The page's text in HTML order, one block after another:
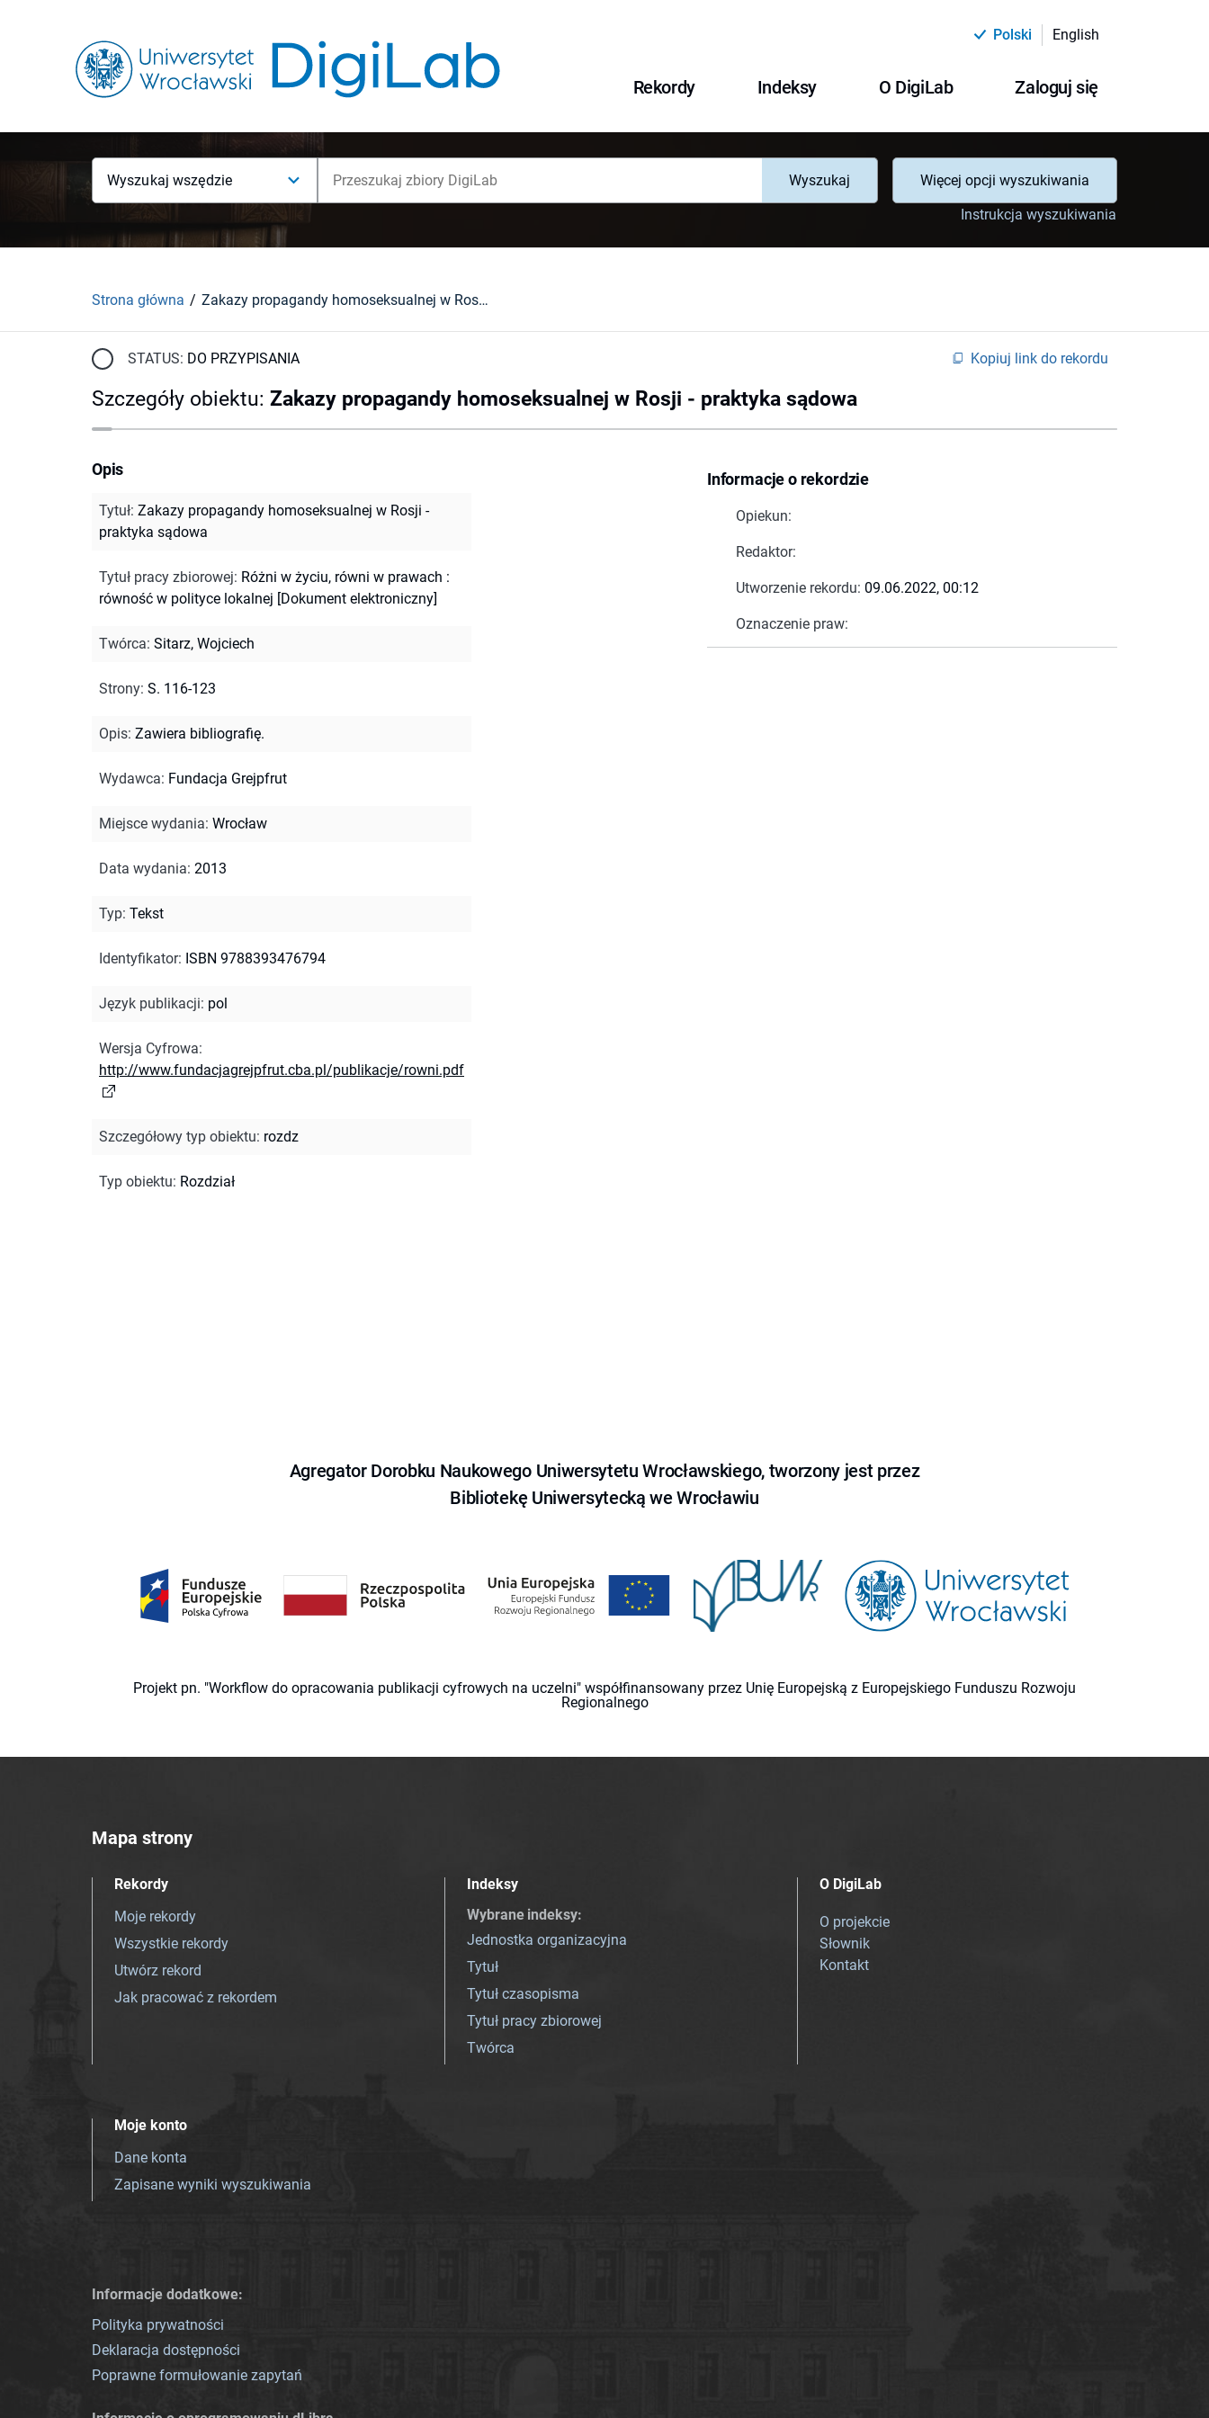
Polski English
Rekordy Indeksy O DigiLab Zaloguj się
Wyszukaj wszędzie Wyszukaj
Więcej opcji wyszukiwania
Instrukcja wyszukiwania
Strona główna Zakazy propagandy homoseksualnej w Rosji - praktyka sądowa
STATUS: DO PRZYPISANIA Kopiuj link do rekordu
Szczegóły obiektu: Zakazy propagandy homoseksualnej w Rosji - praktyka sądowa
Informacje o rekordzie
Opiekun:
Redaktor:
Utworzenie rekordu: 09.06.2022, 00:12
Oznaczenie praw:
Opis
Tytuł: Zakazy propagandy homoseksualnej w Rosji -
praktyka sądowa
Tytuł pracy zbiorowej: Różni w życiu, równi w prawach :
równość w polityce lokalnej [Dokument elektroniczny]
Twórca: Sitarz, Wojciech
Strony: S. 116-123
Opis: Zawiera bibliografię.
Wydawca: Fundacja Grejpfrut
Miejsce wydania: Wrocław
Data wydania: 2013
Typ: Tekst
Identyfikator: ISBN 9788393476794
Język publikacji: pol
Wersja Cyfrowa:
http://www.fundacjagrejpfrut.cba.pl/publikacje/rowni.pdf
Szczegółowy typ obiektu: rozdz
Typ obiektu: Rozdział
Agregator Dorobku Naukowego Uniwersytetu Wrocławskiego, tworzony jest przez
Bibliotekę Uniwersytecką we Wrocławiu
Projekt pn. "Workflow do opracowania publikacji cyfrowych na uczelni" współfinansowany przez Unię Europejską z Europejskiego Funduszu Rozwoju
Regionalnego
Mapa strony
Rekordy
Moje rekordy
Wszystkie rekordy
Utwórz rekord
Jak pracować z rekordem
Indeksy
Wybrane indeksy:
Jednostka organizacyjna
Tytuł
Tytuł czasopisma
Tytuł pracy zbiorowej
Twórca
O DigiLab
O projekcie
Słownik
Kontakt
Moje konto
Dane konta
Zapisane wyniki wyszukiwania
Informacje dodatkowe:
Polityka prywatności
Deklaracja dostępności
Poprawne formułowanie zapytań